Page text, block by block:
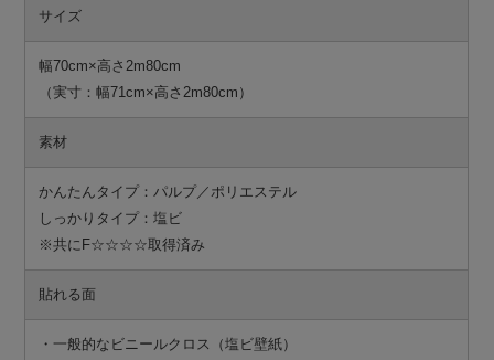
サイズ
幅70cm×高さ2m80cm
（実寸：幅71cm×高さ2m80cm）
素材
かんたんタイプ：パルプ／ポリエステル
しっかりタイプ：塩ビ
※共にF☆☆☆☆取得済み
貼れる面
・一般的なビニールクロス（塩ビ壁紙）